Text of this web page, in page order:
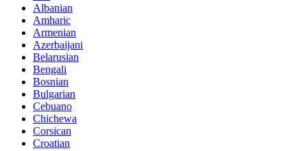
Albanian
Amharic
Armenian
Azerbaijani
Belarusian
Bengali
Bosnian
Bulgarian
Cebuano
Chichewa
Corsican
Croatian